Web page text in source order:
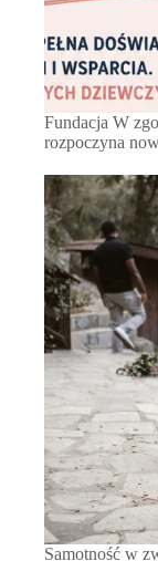
Fundacja W
rozpoczyna
Samotność w